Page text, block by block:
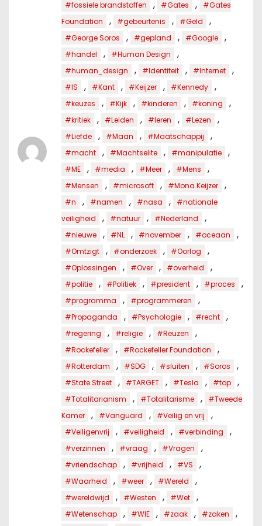
#fossiele brandstoffen , #Gates ,
#Gates
Foundation
, #gebeurtenis , #Geld ,
#George Soros , #gepland , #Google ,
#handel , #Human Design ,
#human_design , #Identiteit , #Internet ,
#IS , #Kant , #Keijzer , #Kennedy ,
#keuzes , #Kijk , #kinderen , #koning ,
#kritiek , #Leiden , #leren , #Lezen ,
#Liefde , #Maan , #Maatschappij ,
#macht , #Machtselite , #manipulatie ,
#ME , #media , #Meer , #Mens ,
#Mensen , #microsoft , #Mona Keijzer ,
#n , #namen , #nasa ,
#nationale
veiligheid
, #natuur , #Nederland ,
#nieuwe , #NL , #november , #oceaan ,
#Omtzigt , #onderzoek , #Oorlog ,
#Oplossingen , #Over , #overheid ,
#politie , #Politiek , #president , #proces ,
#programma , #programmeren ,
#Propaganda , #Psychologie , #recht ,
#regering , #religie , #Reuzen ,
#Rockefeller , #Rockefeller Foundation ,
#Rotterdam , #SDG , #sluiten , #Soros ,
#State Street , #TARGET , #Tesla , #top ,
#Totalitarianism , #Totalitarisme ,
#Tweede
Kamer
, #Vanguard , #Veilig en vrij ,
#Veiligenvrij , #veiligheid , #verbinding ,
#verzinnen , #vraag , #Vragen ,
#vriendschap , #vrijheid , #VS ,
#Waarheid , #weer , #Wereld ,
#wereldwijd , #Westen , #Wet ,
#Wetenschap , #WIE , #zaak , #zaken ,